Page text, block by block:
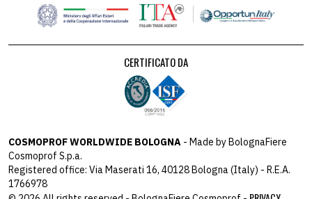
CERTIFICATO DA
COSMOPROF WORLDWIDE BOLOGNA - Made by BolognaFiere
Cosmoprof S.p.a.
Registered office: Via Maserati 16, 40128 Bologna (Italy) - R.E.A.
1766978